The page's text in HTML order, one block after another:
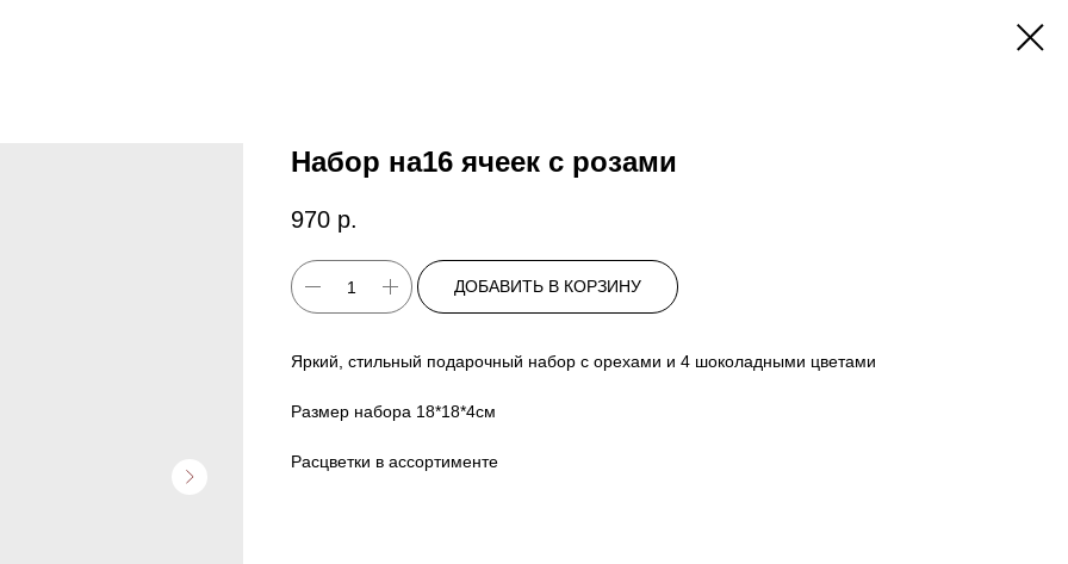
Набор на16 ячеек с розами
970 р.
ДОБАВИТЬ В КОРЗИНУ
Яркий, стильный подарочный набор с орехами и 4 шоколадными цветами
Размер набора 18*18*4см
Расцветки в ассортименте